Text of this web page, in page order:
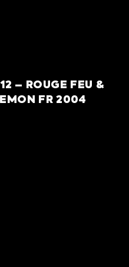
– ROUGE FEU &
FR 2004